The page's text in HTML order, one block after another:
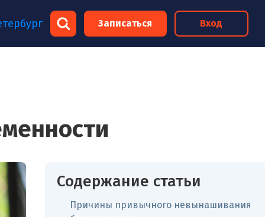
Записаться Вход
Содержание статьи
Причины привычного невынашивания
×